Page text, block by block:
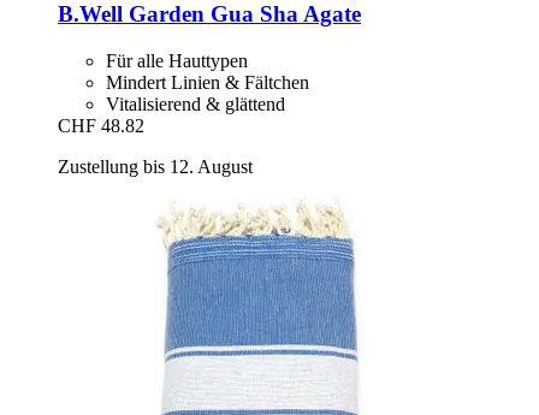
B.Well Garden Gua Sha Agate
Für alle Hauttypen
Mindert Linien & Fältchen
Vitalisierend & glättend
CHF 48.82
Zustellung bis 12. August